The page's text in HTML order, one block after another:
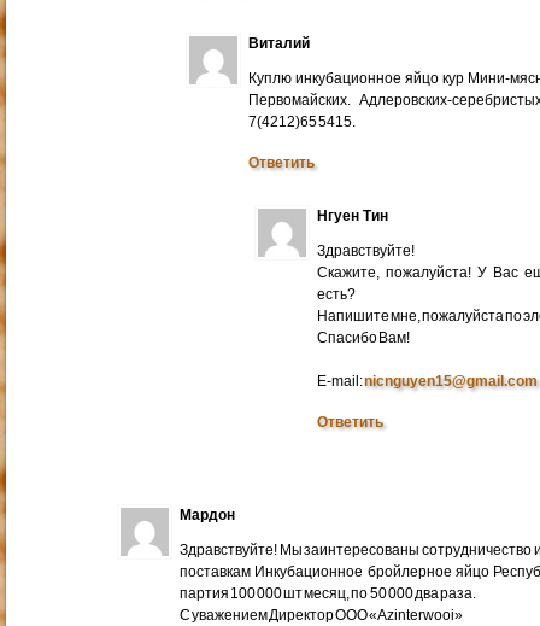
Виталий
Куплю инкубационное яйцо кур Мини-
Первомайских. Адлеровских-
7(4212)65 5415.
Ответить
Нгуен Тин
Здравствуйте!
Скажите, пожалуйста! У Вас
есть?
Напишите мне, пожалуйста по
Cпасибо Вам!
E-mail:nicnguyen15@gmail.com
Ответить
Мардон
Здравствуйте! Мы заинтересованы сотрудничество
поставкам Инкубационное бройлерное яйцо
партия 100 000 шт месяц, по 50 000 два раза.
С уважением Директор ООО «Azinterwooi»